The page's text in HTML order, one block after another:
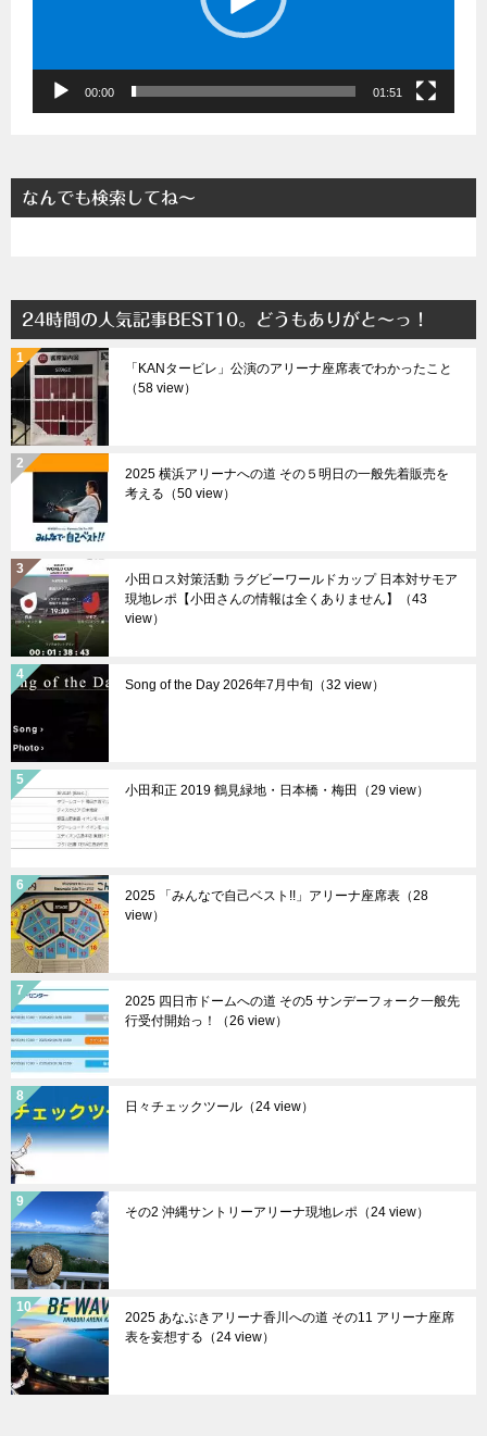
00:00 01:51
なんでも検索してね～
24時間の人気記事BEST10。どうもありがと～っ！
「KANタービレ」公演のアリーナ座席表でわかったこと
（58 view）
2025 横浜アリーナへの道 その５明日の一般先着販売を
考える（50 view）
小田ロス対策活動 ラグビーワールドカップ 日本対サモア
現地レポ【小田さんの情報は全くありません】（43
view）
Song of the Day 2026年7月中旬（32 view）
小田和正 2019 鶴見緑地・日本橋・梅田（29 view）
2025 「みんなで自己ベスト!!」アリーナ座席表（28
view）
2025 四日市ドームへの道 その5 サンデーフォーク一般先
行受付開始っ！（26 view）
日々チェックツール（24 view）
その2 沖縄サントリーアリーナ現地レポ（24 view）
2025 あなぶきアリーナ香川への道 その11 アリーナ座席
表を妄想する（24 view）